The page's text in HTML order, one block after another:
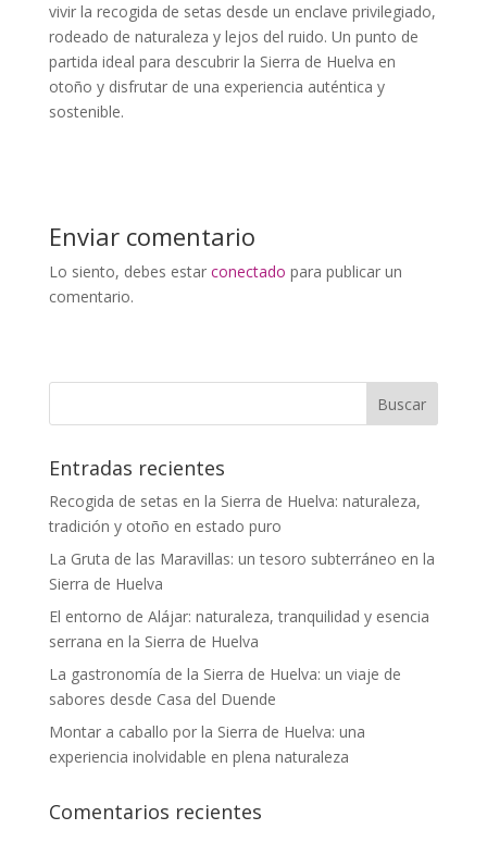
vivir la recogida de setas desde un enclave privilegiado,
rodeado de naturaleza y lejos del ruido. Un punto de
partida ideal para descubrir la Sierra de Huelva en
otoño y disfrutar de una experiencia auténtica y
sostenible.
Enviar comentario
Lo siento, debes estar conectado para publicar un
comentario.
Entradas recientes
Recogida de setas en la Sierra de Huelva: naturaleza,
tradición y otoño en estado puro
La Gruta de las Maravillas: un tesoro subterráneo en la
Sierra de Huelva
El entorno de Alájar: naturaleza, tranquilidad y esencia
serrana en la Sierra de Huelva
La gastronomía de la Sierra de Huelva: un viaje de
sabores desde Casa del Duende
Montar a caballo por la Sierra de Huelva: una
experiencia inolvidable en plena naturaleza
Comentarios recientes